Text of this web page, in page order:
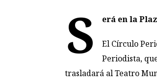
S erá en la
El Círculo
Periodista,
trasladará al Teatro